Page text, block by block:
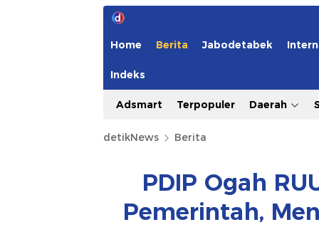
Home Berita Jabodetabek
Indeks
Adsmart Terpopuler Daerah
detikNews Berita
PDIP Ogah
Pemerintah,